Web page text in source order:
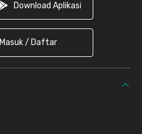
Download Aplikasi
Masuk / Daftar